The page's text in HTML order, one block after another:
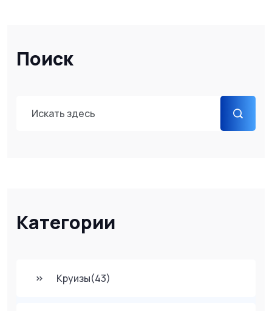
Поиск
Категории
Круизы(43)